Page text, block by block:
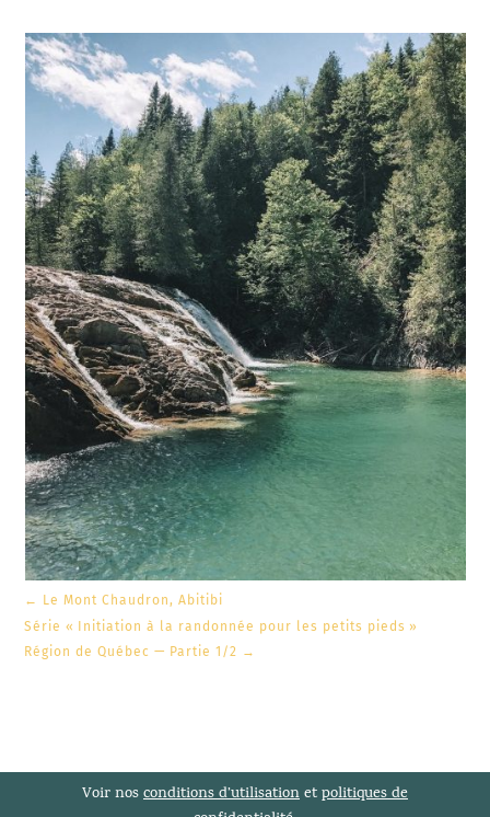
← Le Mont Chaudron, Abitibi
Série « Initiation à la randonnée pour les petits pieds »
Région de Québec — Partie 1/2 →
Voir nosconditions d’utilisationetpolitiques de